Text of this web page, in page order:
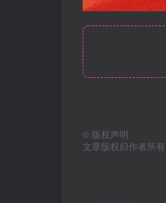
© 版权声明
文章版权归作者所